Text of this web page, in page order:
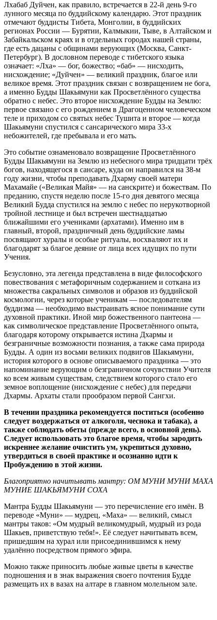
Лхабаб Дуйчен, как правило, встречается в 22-й день 9-го
лунного месяца по буддийскому календарю. Этот праздник
отмечают буддисты Тибета, Монголии, в буддийских
регионах России — Бурятии, Калмыкии, Тыве, в Алтайском и
Забайкальском краях и в отдельных городах нашей страны,
где есть дацаны с общинами верующих (Москва, Санкт-
Петербург). В дословном переводе с тибетского языка
означает: «Лха» — бог, божество; «баб» — нисходить,
нисхождение; «Дуйчен» — великий праздник, благое или
великое время. Этот праздник связан с возвращением не бога,
а именно Будды Шакьямуни как Просветлённого существа
обратно с небес. Это второе нисхождение Будды на Землю:
первое связано с его рождением в Драгоценном человеческом
теле и приходом со святых небес Тушита и второе — когда
Шакьямуни спустился с сансарического мира 33-х
небожителей, где пребывала и его мать.
Это событие ознаменовало возвращение Просветлённого
Будды Шакьямуни на Землю из небесного мира тридцати трёх
богов, находящегося в сансаре, куда он направился на 38-м
году жизни, чтобы преподавать Дхарму своей матери
Махамайе («Великая Майя» — на санскрите) и божествам. По
преданию, спустя неделю после 15-го дня девятого месяца
Великий Будда спустился на землю с небес по нерукотворной
тройной лестнице и был встречен шестнадцатью
ближайшими его учениками (архатами). Именно им в
главный, второй, праздничный день буддийские ламы
посвящают хуралы и особые ритуалы, восхваляют их и
благодарят за благое деяние от лица всех идущих по пути
Учения.
Безусловно, эта легенда представлена в виде философского
повествования с метафоричным содержанием и соткана из
множества сакральных символов и образов из буддийской
космологии, через которые ученикам — последователям
буддизма — необходимо выстраивать ясное понимание сути
духовной практики. Иной мир божественного пантеона —
как символическое представление Просветлённого опыта,
благодаря которому открывается истина Дхармы и
безграничные возможности познания, а также сама природа
Будды. А один из восьми великих подвигов Шакьямуни,
история которого в основе описываемого праздника — это
напоминание верующим о безграничном сочувствии Учителя
ко всем живым существам, следствием которого стало его
земное воплощение (нисхождение с небес) для передачи
Дхармы. Архаты стали прообразом первой Сангхи.
В течении праздника рекомендуется поститься (особенно
следует воздержаться от алкоголя, чеснока и табака), а
также соблюдать обеты (прежде всего, в основной день).
Следует использовать это благое время, чтобы зародить
искреннее желание очистить ум, укрепиться духовно,
утвердиться в своей практике и осознанно идти к
Пробуждению в этой жизни.
Благоприятно начитывать мантру: ОМ МУНИ МУНИ МАХА
МУНИЕ ШАКЬЯМУНИ СОХА
Мантра Будды Шакьямуни — это перечисление его имён. В
переводе «Муни» — мудрец, «Маха» — великий, смысл
мантры таков: «Ом мудрый великомудрый, мудрый из рода
Шакьев, приветствую тебя!». Её следует начитывать всем,
пришедшим на хурал или присоединившимся к нему
удалённо посредством прямого эфира.
Можно также приносить любые живые цветы в качестве
подношения и в знак выражения своего почтения Будде
размещать их в вазах на алтаре в главном молельном зале.